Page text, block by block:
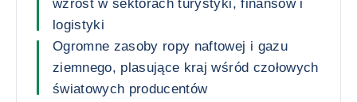
wzrost w sektorach turystyki, finansów i
logistyki
Ogromne zasoby ropy naftowej i gazu
ziemnego, plasujące kraj wśród czołowych
światowych producentów